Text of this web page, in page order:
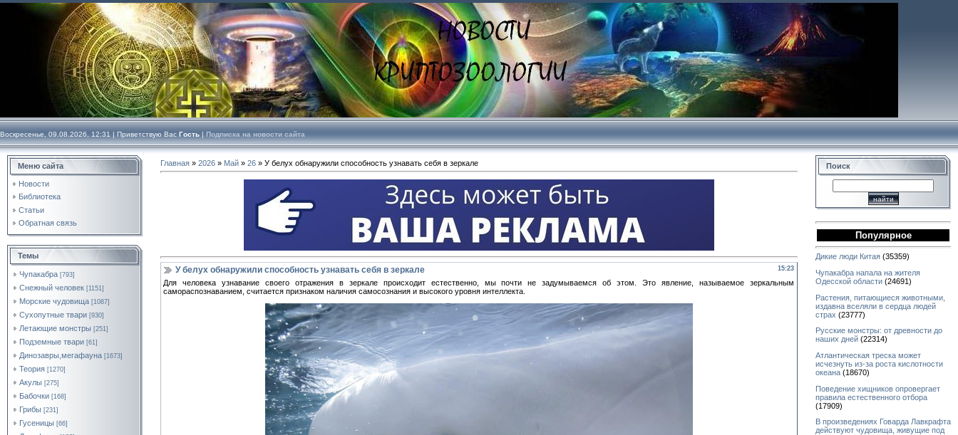
Воскресенье, 09.08.2026, 12:31 | Приветствую Вас Гость | Подписка на новости сайта
Меню сайта
Новости
Библиотека
Статьи
Обратная связь
Темы
Чупакабра [793]
Снежный человек [1151]
Морские чудовища [1087]
Сухопутные твари [930]
Летающие монстры [251]
Подземные твари [61]
Динозавры,мегафауна [1673]
Теория [1270]
Акулы [275]
Бабочки [168]
Грибы [231]
Гусеницы [66]
Главная » 2026 » Май » 26 » У белух обнаружили способность узнавать себя в зеркале
15:23
У белух обнаружили способность узнавать себя в зеркале
Для человека узнавание своего отражения в зеркале происходит естественно, мы почти не задумываемся об этом. Это явление, называемое зеркальным
самораспознаванием, считается признаком наличия самосознания и высокого уровня интеллекта.
Поиск
Популярное
Дикие люди Китая (35359)
Чупакабра напала на жителя
Одесской области (24691)
Растения, питающиеся животными,
издавна вселяли в сердца людей
страх (23777)
Русские монстры: от древности до
наших дней (22314)
Атлантическая треска может
исчезнуть из-за роста кислотности
океана (18670)
Поведение хищников опровергает
правила естественного отбора
(17909)
В произведениях Говарда Лавкрафта
действуют чудовища, живущие под